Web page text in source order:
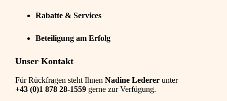
Rabatte & Services
Beteiligung am Erfolg
Unser Kontakt
Für Rückfragen steht Ihnen Nadine Lederer unter
+43 (0)1 878 28-1559 gerne zur Verfügung.